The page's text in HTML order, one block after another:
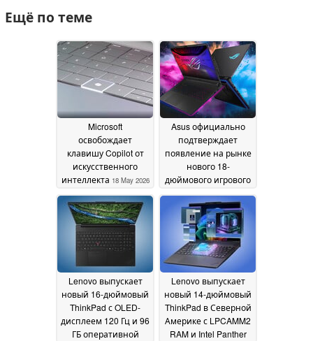
Ещё по теме
Microsoft
освобождает
клавишу Copilot от
искусственного
интеллекта 18 May 2026
Asus официально
подтверждает
появление на рынке
нового 18-
дюймового игрового
увеличенной
производительностью
320 Вт и 4K Mini LED
дисплеем16 May 2026
Lenovo выпускает
новый 16-дюймовый
ThinkPad с OLED-
дисплеем 120 Гц и 96
ГБ оперативной
Lenovo выпускает
новый 14-дюймовый
ThinkPad в Северной
Америке с LPCAMM2
RAM и Intel Panther